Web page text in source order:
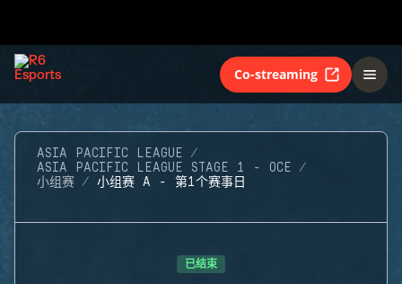
Co-streaming
ASIA PACIFIC LEAGUE
ASIA PACIFIC LEAGUE STAGE 1 - OCE
小组赛
小组赛 A - 第1个赛事日
已结束